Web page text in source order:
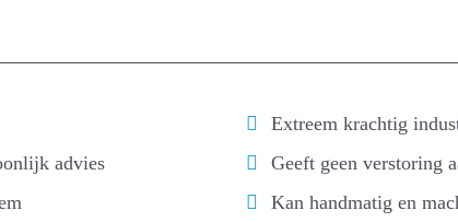
advies
Extreem krachtig
Geeft geen verstoring
Kan handmatig en